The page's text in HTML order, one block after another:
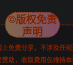
©版权免责
声明
免费分享，不涉及任何
助，收取费用仅维持